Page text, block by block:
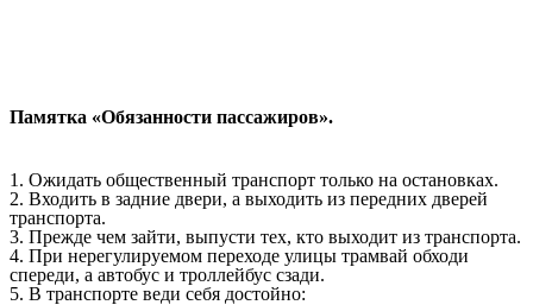
Памятка «Обязанности пассажиров».
1. Ожидать общественный транспорт только на остановках.
2. Входить в задние двери, а выходить из передних дверей
транспорта.
3. Прежде чем зайти, выпусти тех, кто выходит из транспорта.
4. При нерегулируемом переходе улицы трамвай обходи
спереди, а автобус и троллейбус сзади.
5. В транспорте веди себя достойно: